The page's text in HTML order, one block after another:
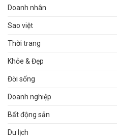
Doanh nhân
Sao việt
Thời trang
Khỏe & Đẹp
Đời sống
Doanh nghiệp
Bất động sản
Du lịch